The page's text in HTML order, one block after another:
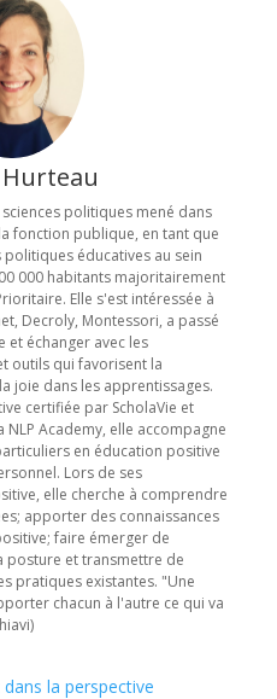
politiques mené dans
fonction publique, en tant que
éducatives au sein
000 habitants majoritairement
Elle s'est intéressée à
Decroly, Montessori, a passé
et échanger avec les
outils qui favorisent la
joie dans les apprentissages.
certifiée par ScholaVie et
Academy, elle accompagne
en éducation positive
Lors de ses
elle cherche à comprendre
apporter des connaissances
faire émerger de
posture et transmettre de
pratiques existantes. "Une
chacun à l'autre ce qui va
la perspective